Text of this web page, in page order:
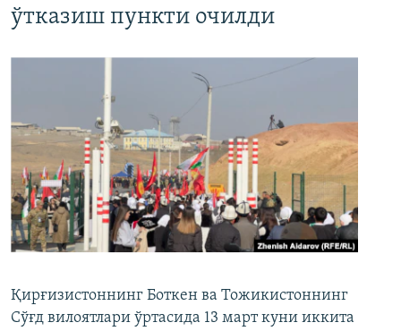
ўтказиш пункти очилди
Қирғизистоннинг Боткен ва Тожикистоннинг
Сўғд вилоятлари ўртасида 13 март куни иккита